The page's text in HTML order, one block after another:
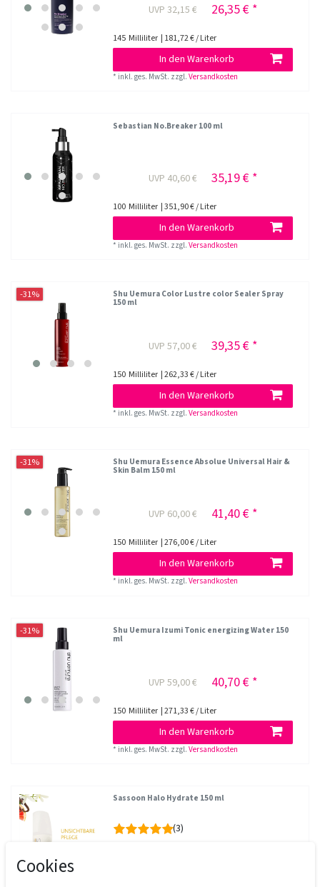
UVP 32,15 € 26,35 € *
145 Milliliter | 181,72 € / Liter
In den Warenkorb
* inkl. ges. MwSt. zzgl.Versandkosten
Sebastian No.Breaker 100 ml
UVP 40,60 € 35,19 € *
100 Milliliter | 351,90 € / Liter
In den Warenkorb
* inkl. ges. MwSt. zzgl.Versandkosten
-31%
Shu Uemura Color Lustre color Sealer Spray
150 ml
UVP 57,00 € 39,35 € *
150 Milliliter | 262,33 € / Liter
In den Warenkorb
* inkl. ges. MwSt. zzgl.Versandkosten
-31%
Shu Uemura Essence Absolue Universal Hair &
Skin Balm 150 ml
UVP 60,00 € 41,40 € *
150 Milliliter | 276,00 € / Liter
In den Warenkorb
* inkl. ges. MwSt. zzgl.Versandkosten
-31%
Shu Uemura Izumi Tonic energizing Water 150
ml
UVP 59,00 € 40,70 € *
150 Milliliter | 271,33 € / Liter
In den Warenkorb
* inkl. ges. MwSt. zzgl.Versandkosten
Sassoon Halo Hydrate 150 ml
(3)
Cookies